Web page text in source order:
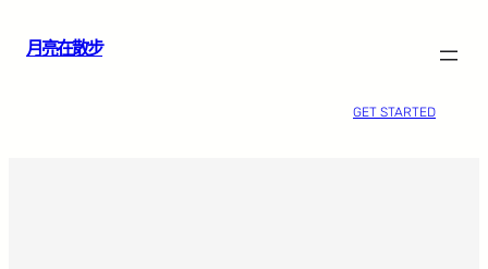
月亮在散步
GET STARTED